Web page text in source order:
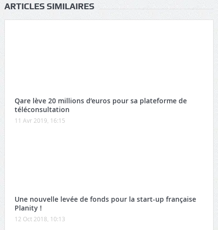
ARTICLES SIMILAIRES
Qare lève 20 millions d’euros pour sa plateforme de
téléconsultation
11 Avr 2019, 16:15
Une nouvelle levée de fonds pour la start-up française
Planity !
12 Oct 2018, 10:13